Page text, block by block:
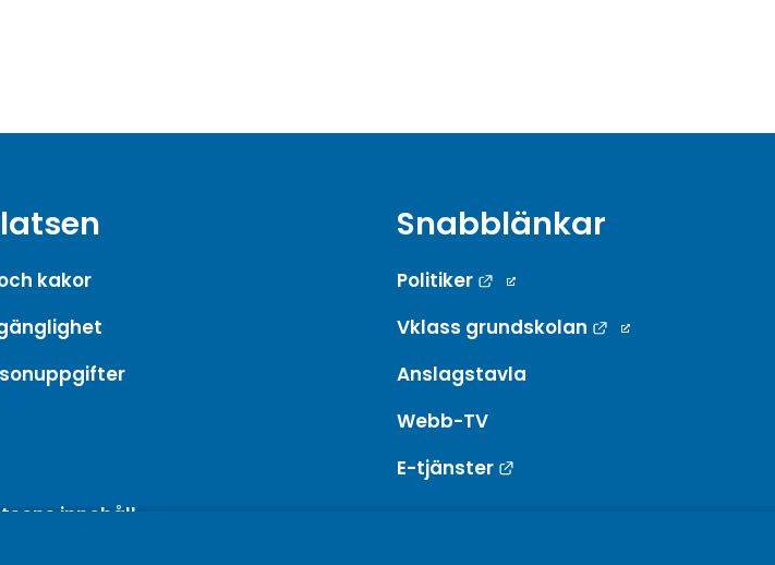
kakor
innehåll
Snabblänkar
Politiker
Länk till annan webbplats.
Vklass grundskolan
Länk till annan
Anslagstavla
Webb-TV
E-tjänster